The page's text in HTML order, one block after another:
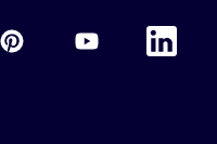
Accor Youtube
Accor